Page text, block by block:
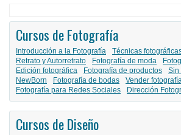
Cursos de Fotografía
Introducción a la Fotografía
Técnicas
Retrato y Autorretrato
Fotografía de moda
Edición fotográfica
Fotografía de productos Sin
NewBorn
Fotografía de bodas
Vender
Fotografía para Redes Sociales
Dirección
Cursos de Diseño